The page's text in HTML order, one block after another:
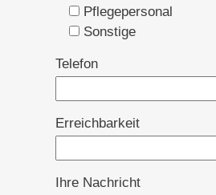
Pflegepersonal
Sonstige
Telefon
Erreichbarkeit
Ihre Nachricht